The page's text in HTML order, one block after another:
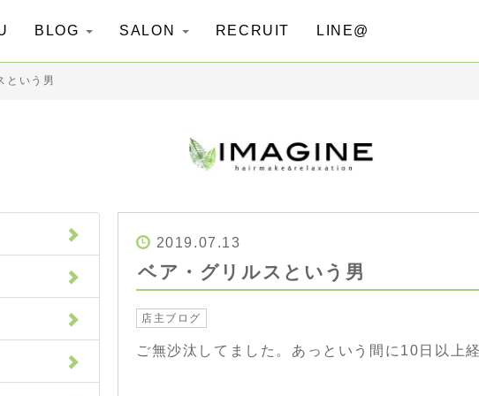
BLOG SALON RECRUIT LINE@
という男
2019.07.13
ベア・グリルスという男
店主ブログ
ご無沙汰してました。あっという間に10日以上